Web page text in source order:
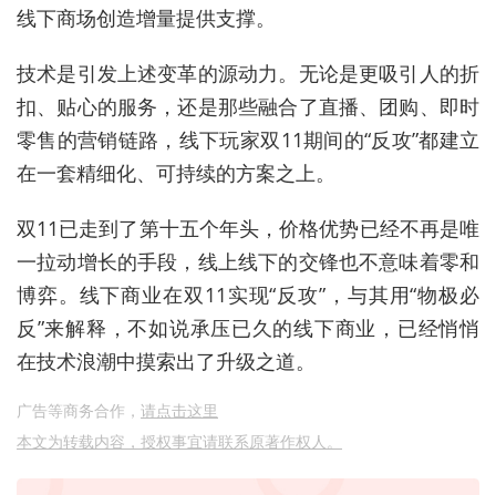
线下商场创造增量提供支撑。
技术是引发上述变革的源动力。无论是更吸引人的折
扣、贴心的服务，还是那些融合了直播、团购、即时
零售的营销链路，线下玩家双11期间的“反攻”都建立
在一套精细化、可持续的方案之上。
双11已走到了第十五个年头，价格优势已经不再是唯
一拉动增长的手段，线上线下的交锋也不意味着零和
博弈。线下商业在双11实现“反攻”，与其用“物极必
反”来解释，不如说承压已久的线下商业，已经悄悄
在技术浪潮中摸索出了升级之道。
广告等商务合作， 请点击这里
本文为转载内容，授权事宜请联系原著作权人。